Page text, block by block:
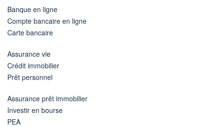
Banque en ligne
Compte bancaire en ligne
Carte bancaire
Assurance vie
Crédit immobilier
Prêt personnel
Assurance prêt immobilier
Investir en bourse
PEA